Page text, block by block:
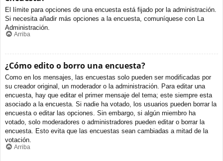
El límite para opciones de una encuesta está fijado por la administración.
Si necesita añadir más opciones a la encuesta, comuníquese con La
Administración.
Arriba
¿Cómo edito o borro una encuesta?
Como en los mensajes, las encuestas solo pueden ser modificadas por
su creador original, un moderador o la administración. Para editar una
encuesta, hay que editar el primer mensaje del tema; este siempre esta
asociado a la encuesta. Si nadie ha votado, los usuarios pueden borrar la
encuesta o editar las opciones. Sin embargo, si algún miembro ha
votado, solo moderadores o administradores pueden editar o borrar la
encuesta. Esto evita que las encuestas sean cambiadas a mitad de la
votación.
Arriba